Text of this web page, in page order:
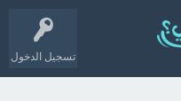
تسجيل الدخول